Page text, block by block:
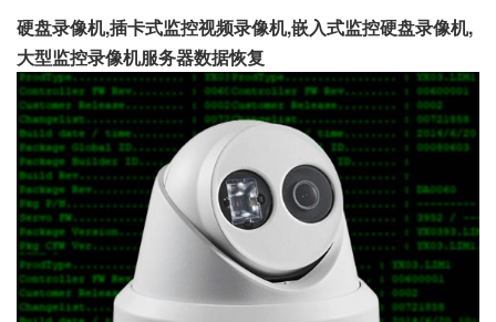
硬盘录像机,插卡式监控视频录像机,嵌入式监控硬盘录像机,
大型监控录像机服务器数据恢复